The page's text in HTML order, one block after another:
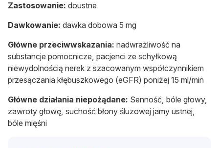
Zastosowanie: doustne
Dawkowanie: dawka dobowa 5 mg
Główne przeciwwskazania: nadwrażliwość na
substancje pomocnicze, pacjenci ze schyłkową
niewydolnością nerek z szacowanym współczynnikiem
przesączania kłębuszkowego (eGFR) poniżej 15 ml/min
Główne działania niepożądane: Senność, bóle głowy,
zawroty głowę, suchość błony śluzowej jamy ustnej,
bóle mięśni